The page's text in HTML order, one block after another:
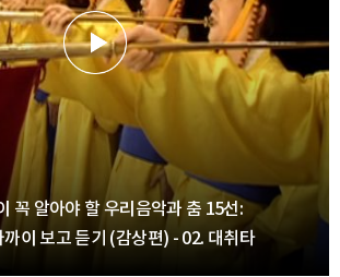
꼭 알아야 할 우리음악과 춤 15선:
이 보고 듣기 (감상편) - 02. 대취타